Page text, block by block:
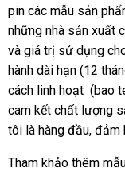
pin các mẫu sản
những nhà sản xuất
và giá trị sử dụng
hành dài hạn (12
cách linh hoạt (bao
cam kết chất lượng
tôi là hàng đầu,
Tham khảo thêm